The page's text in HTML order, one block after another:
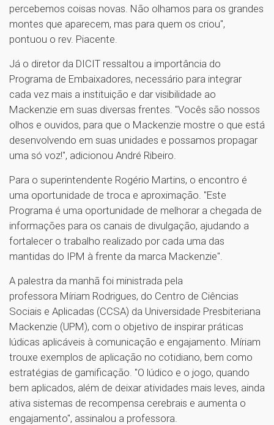
percebemos coisas novas. Não olhamos para os grandes
montes que aparecem, mas para quem os criou",
pontuou o rev. Piacente.
Já o diretor da DICIT ressaltou a importância do
Programa de Embaixadores, necessário para integrar
cada vez mais a instituição e dar visibilidade ao
Mackenzie em suas diversas frentes. "Vocês são nossos
olhos e ouvidos, para que o Mackenzie mostre o que está
desenvolvendo em suas unidades e possamos propagar
uma só voz!", adicionou André Ribeiro.
Para o superintendente Rogério Martins, o encontro é
uma oportunidade de troca e aproximação. "Este
Programa é uma oportunidade de melhorar a chegada de
informações para os canais de divulgação, ajudando a
fortalecer o trabalho realizado por cada uma das
mantidas do IPM à frente da marca Mackenzie".
A palestra da manhã foi ministrada pela
professora Míriam Rodrigues, do Centro de Ciências
Sociais e Aplicadas (CCSA) da Universidade Presbiteriana
Mackenzie (UPM), com o objetivo de inspirar práticas
lúdicas aplicáveis à comunicação e engajamento. Míriam
trouxe exemplos de aplicação no cotidiano, bem como
estratégias de gamificação. "O lúdico e o jogo, quando
bem aplicados, além de deixar atividades mais leves, ainda
ativa sistemas de recompensa cerebrais e aumenta o
engajamento", assinalou a professora.